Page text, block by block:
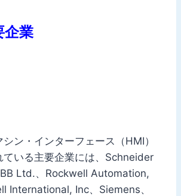
企業
ン・インターフェース（HMI）
ている主要企業には、Schneider
Ltd.、Rockwell Automation,
International, Inc、Siemens、